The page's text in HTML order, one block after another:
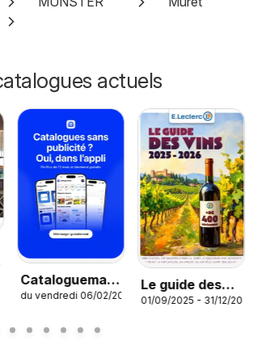
actuels
Cataloguemate
– Offres dans
du vendredi 06/02/2026
Le guide des
vins
01/09/2025 - 31/12/